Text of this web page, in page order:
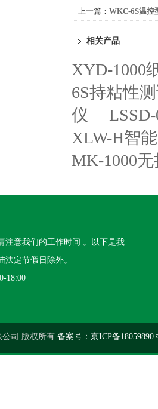
上一篇： WKC-6S温控
相关产品
XYD-1000
6S持粘性
仪
XLW-H智
MK-1000
注意我们的工作时间 。以下是我
定节假日除外。
18:00
司 版权所有 备案号：京ICP备18059890